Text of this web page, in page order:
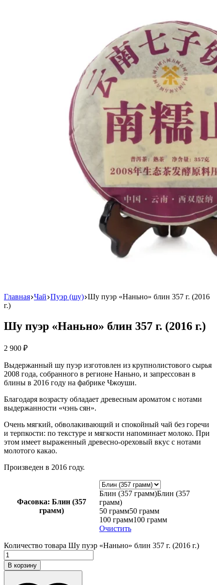
Главная Чай Пуэр (шу) Шу пуэр «Наньно» блин 357 г. (2016
г.)
Шу пуэр «Наньно» блин 357 г. (2016 г.)
2 900 ₽
Выдержанный шу пуэр изготовлен из крупнолистового сырья
2008 года, собранного в регионе Наньно, и запрессован в
блины в 2016 году на фабрике Чжоуши.
Благодаря возрасту обладает древесным ароматом с нотами
выдержанности «чэнь сян».
Очень мягкий, обволакивающий и спокойный чай без горечи
и терпкости: по текстуре и мягкости напоминает молоко. При
этом имеет выраженный древесно-ореховый вкус с нотами
молотого какао.
Произведен в 2016 году.
Фасовка: Блин (357
грамм)
Блин (357 грамм)Блин (357
грамм)
50 грамм50 грамм
100 грамм100 грамм
Очистить
Количество товара Шу пуэр «Наньно» блин 357 г. (2016 г.)
В корзину